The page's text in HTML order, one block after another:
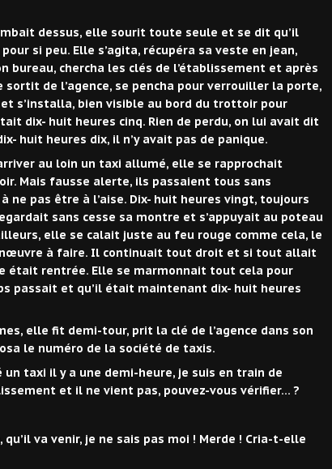
dessus, elle sourit toute seule et se dit qu’il
si peu. Elle s’agita, récupéra sa veste en jean,
bureau, chercha les clés de l’établissement et après
de l’agence, se pencha pour verrouiller la porte,
s’installa, bien visible au bord du trottoir pour
dix- huit heures cinq. Rien de perdu, on lui avait dit
huit heures dix, il n’y avait pas de panique.
au loin un taxi allumé, elle se rapprochait
Mais fausse alerte, ils passaient tous sans
ne pas être à l’aise. Dix- huit heures vingt, toujours
sans cesse sa montre et s’appuyait au poteau
elle se calait juste au feu rouge comme cela, le
à faire. Il continuait tout droit et si tout allait
était rentrée. Elle se marmonnait tout cela pour
passait et qu’il était maintenant dix- huit heures
elle fit demi-tour, prit la clé de l’agence dans son
le numéro de la société de taxis.
un taxi il y a une demi-heure, je suis en train de
et il ne vient pas, pouvez-vous vérifier… ?
qu’il va venir, je ne sais pas moi ! Merde ! Cria-t-elle